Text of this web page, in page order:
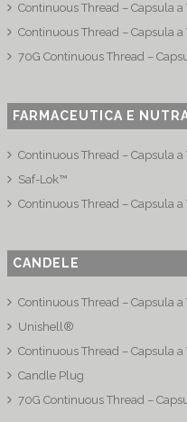
Continuous Thread – Capsula
Continuous Thread – Capsula
70G Continuous Thread –
FARMACEUTICA E
Continuous Thread – Capsula
Saf-Lok™
Continuous Thread – Capsula
CANDELE
Continuous Thread – Capsula
Unishell®
Continuous Thread – Capsula
Candle Plug
70G Continuous Thread –